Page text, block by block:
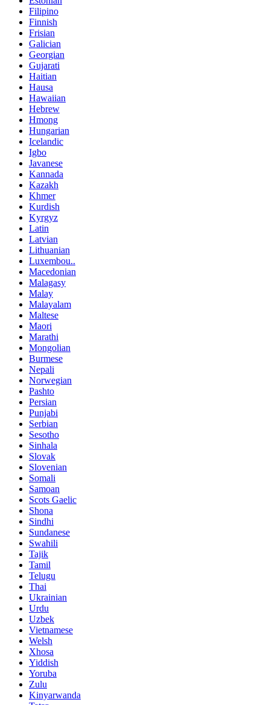
Filipino
Finnish
Frisian
Galician
Georgian
Gujarati
Haitian
Hausa
Hawaiian
Hebrew
Hmong
Hungarian
Icelandic
Igbo
Javanese
Kannada
Kazakh
Khmer
Kurdish
Kyrgyz
Latin
Latvian
Lithuanian
Luxembou..
Macedonian
Malagasy
Malay
Malayalam
Maltese
Maori
Marathi
Mongolian
Burmese
Nepali
Norwegian
Pashto
Persian
Punjabi
Serbian
Sesotho
Sinhala
Slovak
Slovenian
Somali
Samoan
Scots Gaelic
Shona
Sindhi
Sundanese
Swahili
Tajik
Tamil
Telugu
Thai
Ukrainian
Urdu
Uzbek
Vietnamese
Welsh
Xhosa
Yiddish
Yoruba
Zulu
Kinyarwanda